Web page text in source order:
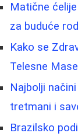
Matične
za buduće
Kako se
Telesne Mase
Najbolji
tretmani i
Brazilsko